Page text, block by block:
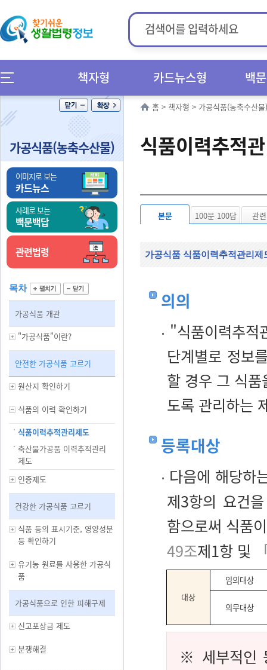
책자형 카드뉴스형 백
가공식품(농축수산물)
이미지로 보는
카드뉴스
사례로 보는
백문백답
관련법령
목차
가공식품 개관
"가공식품"이란?
안전한 가공식품 고르기
원산지 확인하기
식품의 이력 확인하기
식품이력추적관리제도
축산물가공품 이력추적관리
제도
인증제도
건강한 가공식품 고르기
식품 등의 표시기준, 영양성분
등 확인하기
유기농 원료를 사용한 가공식
품
가공식품으로 인한 피해구제
신고포상금 제도
분쟁해결
홈 > 책자형 > 가공식품(농축수산물)
식품이력추적
본문 100문 100답 관
가공식품 식품이력추적관리제
의의
"식품이력추적
단계별로 정보
할 경우 그 식
도록 관리하는
등록대상
다음에 해당하
제3항의 요건
함으로써 식품
49조제1항 및
대상
임의대상
의무대상
※ 세부적인